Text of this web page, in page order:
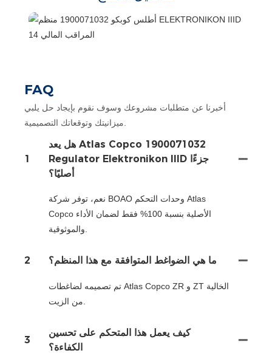
FAQ
أخبرنا عن متطلبات مشروعك وسوف نقوم بإيجاد حل يلبي
1
هل يعد Atlas Copco 1900071032
Regulator Elektronikon IIID جزءًا
أصليًا؟
نعم، توفر شركة BOAO وحدات التحكم Atlas
Copco الأصلية بنسبة 100% فقط لضمان الأداء
2 ما هي الضواغط المتوافقة مع هذا المنظم؟
تم تصميمه لضاغطات Atlas Copco ZR و ZT الخالية
3
كيف يعمل هذا المتحكم على تحسين
الكفاءة؟